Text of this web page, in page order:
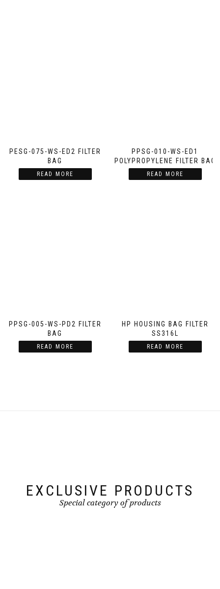
PESG-075-WS-ED2 FILTER
BAG
READ MORE
PPSG-010-WS-ED1
POLYPROPYLENE FILTER BAG
READ MORE
PPSG-005-WS-PD2 FILTER
BAG
READ MORE
HP HOUSING BAG FILTER
SS316L
READ MORE
EXCLUSIVE PRODUCTS
Special category of products